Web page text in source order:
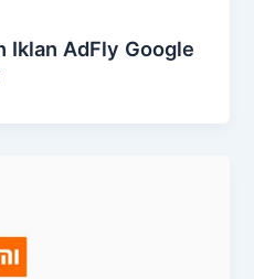
Iklan AdFly Google